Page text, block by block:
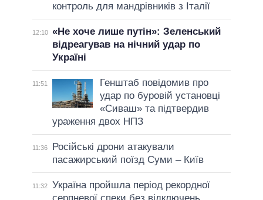
контроль для мандрівників з Італії
12:10 «Не хоче лише путін»: Зеленський
відреагував на нічний удар по
Україні
11:51
Генштаб повідомив про
удар по буровій установці
«Сиваш» та підтвердив
ураження двох НПЗ
11:36
Російські дрони атакували
пасажирський поїзд Суми – Київ
11:32
Україна пройшла період рекордної